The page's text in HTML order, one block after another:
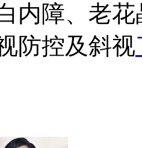
内障、老
防控及斜视